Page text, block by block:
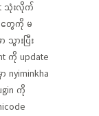
သုံးလိုက်
တွေကို မ
ားပြီး
ကို update
nyiminkha
ကို